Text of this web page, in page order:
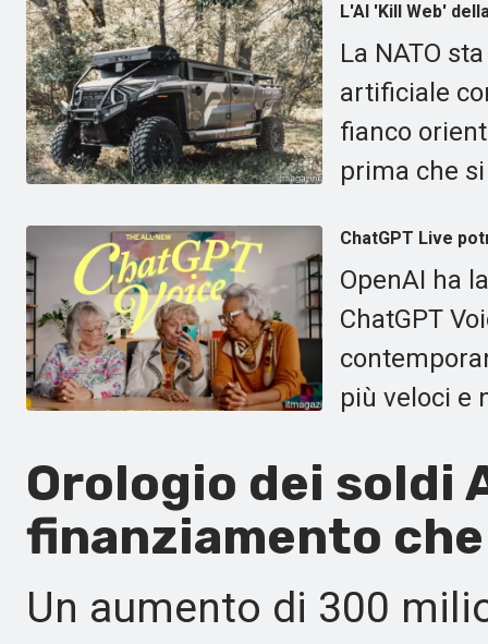
L'AI 'Kill Web'
La NATO
artificiale
fianco
prima che
ChatGPT Live
OpenAI ha
ChatGPT
più veloci e
Orologio dei soldi
finanziamento
Un aumento di 300